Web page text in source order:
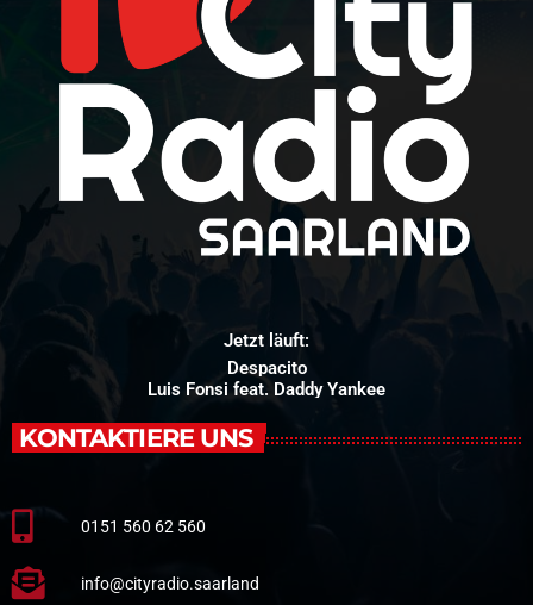
Jetzt läuft:
Despacito
Luis Fonsi feat. Daddy Yankee
KONTAKTIERE UNS
0151 560 62 560
info@cityradio.saarland